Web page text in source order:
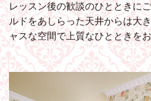
レッスン後の歓談のひとときに
ルドをあしらった天井からは大
ャスな空間で上質なひとときを